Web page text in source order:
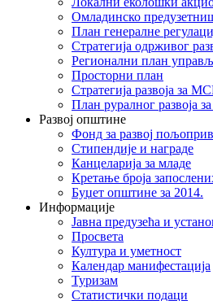
Омладинско
План генералне
Стратегија одрживог
Регионални план
Просторни план
Стратегија развоја за
План руралног развоја
Развој општине
Фонд за развој
Стипендије и награде
Канцеларија за младе
Кретање броја
Буџет општине за 2014.
Информације
Јавна предузећа и
Просвета
Култура и уметност
Календар манифестација
Туризам
Статистички подаци